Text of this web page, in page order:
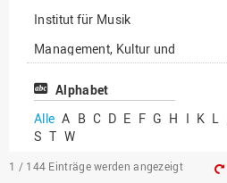
Institut für Musik
Management, Kultur und
Technik
Wirtschafts- und
Sozialwissenschaften
Alphabet
Alle A B C D E F G H I K L
S T W
1 / 144 Einträge werden angezeigt